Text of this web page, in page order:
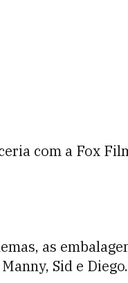
com a Fox
as
Sid e Diego.